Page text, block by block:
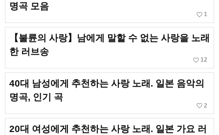
명곡 모음
favorite_border 1
【불륜의 사랑】남에게 말할 수 없는 사랑을 노래
한 러브송
favorite_border 12
40대 남성에게 추천하는 사랑 노래. 일본 음악의
명곡, 인기 곡
favorite_border 2
20대 여성에게 추천하는 사랑 노래. 일본 가요 러